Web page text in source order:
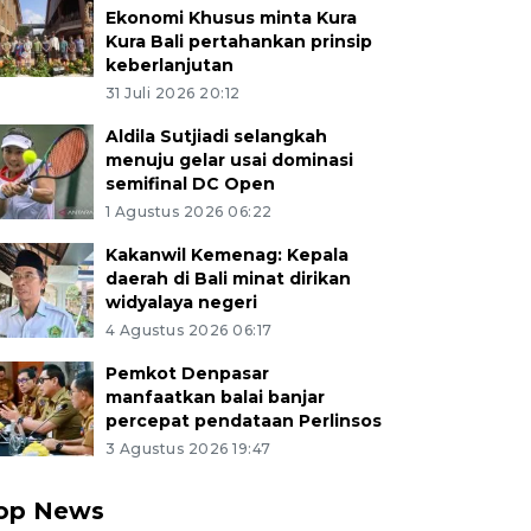
Ekonomi Khusus minta Kura
Kura Bali pertahankan prinsip
keberlanjutan
31 Juli 2026 20:12
Aldila Sutjiadi selangkah
menuju gelar usai dominasi
semifinal DC Open
1 Agustus 2026 06:22
Kakanwil Kemenag: Kepala
daerah di Bali minat dirikan
widyalaya negeri
4 Agustus 2026 06:17
Pemkot Denpasar
manfaatkan balai banjar
percepat pendataan Perlinsos
3 Agustus 2026 19:47
News